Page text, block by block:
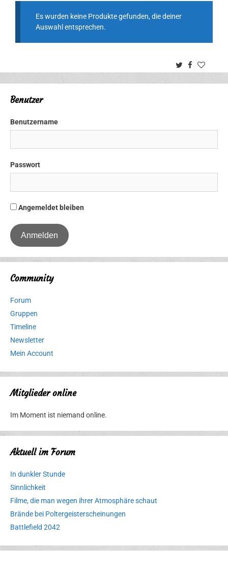
Es wurden keine Produkte gefunden, die deiner
Auswahl entsprechen.
TwitterFacebook
Benutzer
Benutzername
Passwort
Angemeldet bleiben
Community
Forum
Gruppen
Timeline
Newsletter
Mein Account
Mitglieder online
Im Moment ist niemand online.
Aktuell im Forum
In dunkler Stunde
Sinnlichkeit
Filme, die man wegen ihrer Atmosphäre schaut
Brände bei Poltergeisterscheinungen
Battlefield 2042
Erlebnispark
Verbotene